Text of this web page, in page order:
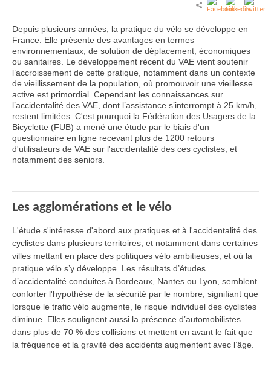
Depuis plusieurs années, la pratique du vélo se développe en
France. Elle présente des avantages en termes
environnementaux, de solution de déplacement, économiques
ou sanitaires. Le développement récent du VAE vient soutenir
l’accroissement de cette pratique, notamment dans un contexte
de vieillissement de la population, où promouvoir une vieillesse
active est primordial. Cependant les connaissances sur
l’accidentalité des VAE, dont l’assistance s’interrompt à 25 km/h,
restent limitées. C'est pourquoi la Fédération des Usagers de la
Bicyclette (FUB) a mené une étude par le biais d'un
questionnaire en ligne recevant plus de 1200 retours
d'utilisateurs de VAE sur l'accidentalité des ces cyclistes, et
notamment des seniors.
Les agglomérations et le vélo
L'étude s'intéresse d'abord aux pratiques et à l'accidentalité des
cyclistes dans plusieurs territoires, et notamment dans certaines
villes mettant en place des politiques vélo ambitieuses, et où la
pratique vélo s’y développe. Les résultats d’études
d’accidentalité conduites à Bordeaux, Nantes ou Lyon, semblent
conforter l'hypothèse de la sécurité par le nombre, signifiant que
lorsque le trafic vélo augmente, le risque individuel des cyclistes
diminue. Elles soulignent aussi la présence d’automobilistes
dans plus de 70 % des collisions et mettent en avant le fait que
la fréquence et la gravité des accidents augmentent avec l’âge.